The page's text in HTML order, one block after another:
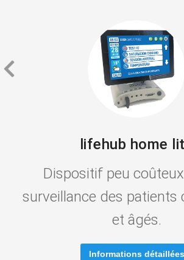
lifehub home
Dispositif peu
surveillance des patients
et âgés.
Informations détaillées